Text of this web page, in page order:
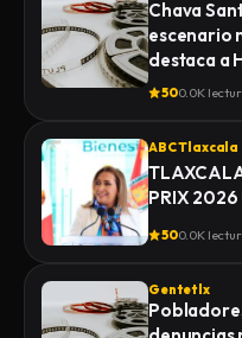
Chava
escenario
destaca a
de su feria
500.0K
ABC Tlaxcala
PRIX
500.0K
Gentetlx